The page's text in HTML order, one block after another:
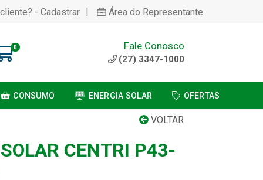
- Cadastrar | Área do Representante
0 Fale Conosco
(27) 3347-1000
CONSUMO ENERGIA SOLAR OFERTAS
VOLTAR
CENTRI P43-